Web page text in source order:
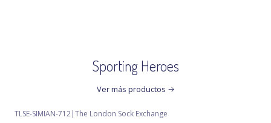
Sporting Heroes
Ver más productos
TLSE-SIMIAN-712|The London Sock Exchange